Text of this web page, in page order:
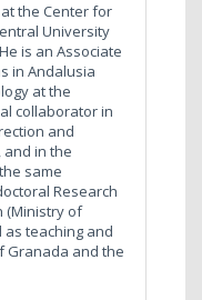
the Center for
University
is an Associate
in Andalusia
at the
collaborator in
and
and in the
same
Research
(Ministry of
as teaching and
Granada and the